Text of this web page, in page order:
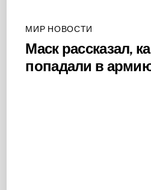
МИР НОВОСТИ
Маск рассказал,
попадали в